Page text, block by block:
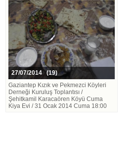
27/07/2014 (19)
Gaziantep Kızık ve Pekmezci Köyleri
Derneği Kuruluş Toplantısı /
Şehitkamil Karacaören Köyü Cuma
Kiya Evi / 31 Ocak 2014 Cuma 18:00